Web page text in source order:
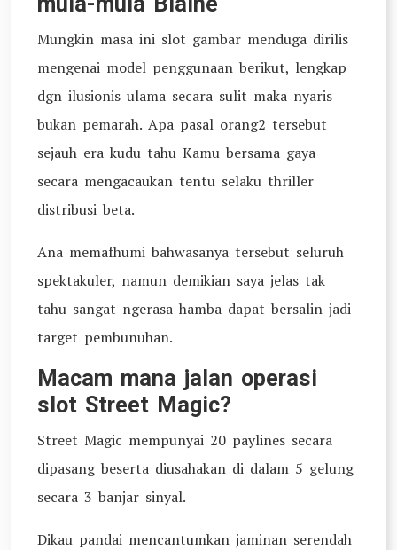
Mungkin masa ini slot gambar menduga dirilis
mengenai model penggunaan berikut, lengkap
dgn ilusionis ulama secara sulit maka nyaris
bukan pemarah. Apa pasal orang2 tersebut
sejauh era kudu tahu Kamu bersama gaya
secara mengacaukan tentu selaku thriller
distribusi beta.
Ana memafhumi bahwasanya tersebut seluruh
spektakuler, namun demikian saya jelas tak
tahu sangat ngerasa hamba dapat bersalin jadi
target pembunuhan.
Macam mana jalan operasi
slot Street Magic?
Street Magic mempunyai 20 paylines secara
dipasang beserta diusahakan di dalam 5 gelung
secara 3 banjar sinyal.
Dikau pandai mencantumkan jaminan serendah